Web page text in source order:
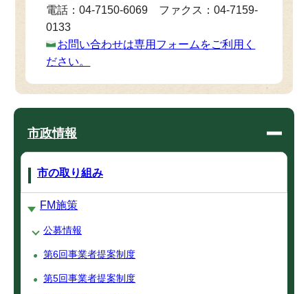
電話：04-7150-6069 ファクス：04-7159-
0133
お問い合わせは専用フォームをご利用く
ださい。
市政情報
市の取り組み
FM施策
公募情報
第6回事業者提案制度
第5回事業者提案制度